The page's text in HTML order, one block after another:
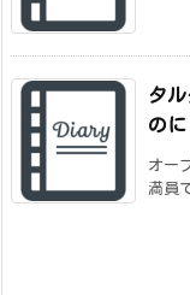
タ
のに
オー
満員